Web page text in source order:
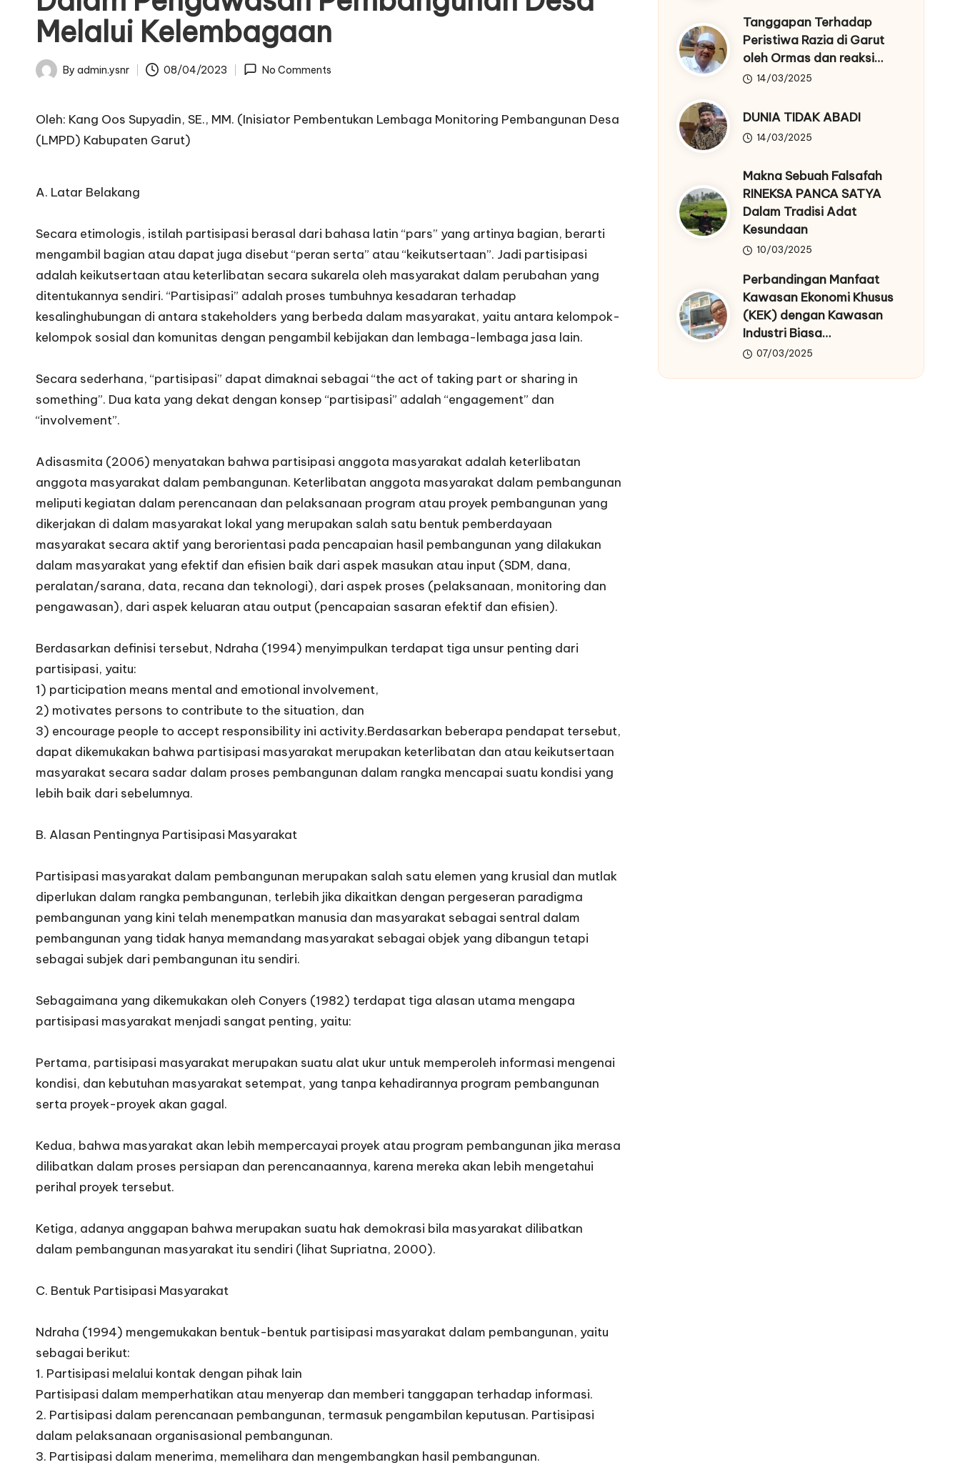
Melalui Kelembagaan
Posted
By admin.ysnr 08/04/2023 No Comments
Oleh: Kang Oos Supyadin, SE., MM. (Inisiator Pembentukan Lembaga Monitoring Pembangunan Desa
(LMPD) Kabupaten Garut)
A. Latar Belakang
Secara etimologis, istilah partisipasi berasal dari bahasa latin “pars” yang artinya bagian, berarti
mengambil bagian atau dapat juga disebut “peran serta” atau “keikutsertaan”. Jadi partisipasi
adalah keikutsertaan atau keterlibatan secara sukarela oleh masyarakat dalam perubahan yang
ditentukannya sendiri. “Partisipasi” adalah proses tumbuhnya kesadaran terhadap
kesalinghubungan di antara stakeholders yang berbeda dalam masyarakat, yaitu antara kelompok-
kelompok sosial dan komunitas dengan pengambil kebijakan dan lembaga-lembaga jasa lain.
Secara sederhana, “partisipasi” dapat dimaknai sebagai “the act of taking part or sharing in
something”. Dua kata yang dekat dengan konsep “partisipasi” adalah “engagement” dan
“involvement”.
Adisasmita (2006) menyatakan bahwa partisipasi anggota masyarakat adalah keterlibatan
anggota masyarakat dalam pembangunan. Keterlibatan anggota masyarakat dalam pembangunan
meliputi kegiatan dalam perencanaan dan pelaksanaan program atau proyek pembangunan yang
dikerjakan di dalam masyarakat lokal yang merupakan salah satu bentuk pemberdayaan
masyarakat secara aktif yang berorientasi pada pencapaian hasil pembangunan yang dilakukan
dalam masyarakat yang efektif dan efisien baik dari aspek masukan atau input (SDM, dana,
peralatan/sarana, data, recana dan teknologi), dari aspek proses (pelaksanaan, monitoring dan
pengawasan), dari aspek keluaran atau output (pencapaian sasaran efektif dan efisien).
Berdasarkan definisi tersebut, Ndraha (1994) menyimpulkan terdapat tiga unsur penting dari
partisipasi, yaitu:
1) participation means mental and emotional involvement,
2) motivates persons to contribute to the situation, dan
3) encourage people to accept responsibility ini activity.Berdasarkan beberapa pendapat tersebut,
dapat dikemukakan bahwa partisipasi masyarakat merupakan keterlibatan dan atau keikutsertaan
masyarakat secara sadar dalam proses pembangunan dalam rangka mencapai suatu kondisi yang
lebih baik dari sebelumnya.
B. Alasan Pentingnya Partisipasi Masyarakat
Partisipasi masyarakat dalam pembangunan merupakan salah satu elemen yang krusial dan mutlak
diperlukan dalam rangka pembangunan, terlebih jika dikaitkan dengan pergeseran paradigma
pembangunan yang kini telah menempatkan manusia dan masyarakat sebagai sentral dalam
pembangunan yang tidak hanya memandang masyarakat sebagai objek yang dibangun tetapi
sebagai subjek dari pembangunan itu sendiri.
Sebagaimana yang dikemukakan oleh Conyers (1982) terdapat tiga alasan utama mengapa
partisipasi masyarakat menjadi sangat penting, yaitu:
Pertama, partisipasi masyarakat merupakan suatu alat ukur untuk memperoleh informasi mengenai
kondisi, dan kebutuhan masyarakat setempat, yang tanpa kehadirannya program pembangunan
serta proyek-proyek akan gagal.
Kedua, bahwa masyarakat akan lebih mempercayai proyek atau program pembangunan jika merasa
dilibatkan dalam proses persiapan dan perencanaannya, karena mereka akan lebih mengetahui
perihal proyek tersebut.
Ketiga, adanya anggapan bahwa merupakan suatu hak demokrasi bila masyarakat dilibatkan
dalam pembangunan masyarakat itu sendiri (lihat Supriatna, 2000).
C. Bentuk Partisipasi Masyarakat
Ndraha (1994) mengemukakan bentuk-bentuk partisipasi masyarakat dalam pembangunan, yaitu
sebagai berikut:
1. Partisipasi melalui kontak dengan pihak lain
Partisipasi dalam memperhatikan atau menyerap dan memberi tanggapan terhadap informasi.
2. Partisipasi dalam perencanaan pembangunan, termasuk pengambilan keputusan. Partisipasi
dalam pelaksanaan organisasional pembangunan.
3. Partisipasi dalam menerima, memelihara dan mengembangkan hasil pembangunan.
Tanggapan Terhadap
Peristiwa Razia di Garut
oleh Ormas dan reaksi…
14/03/2025
DUNIA TIDAK ABADI
14/03/2025
Makna Sebuah Falsafah
RINEKSA PANCA SATYA
Dalam Tradisi Adat
Kesundaan
10/03/2025
Perbandingan Manfaat
Kawasan Ekonomi Khusus
(KEK) dengan Kawasan
Industri Biasa…
07/03/2025